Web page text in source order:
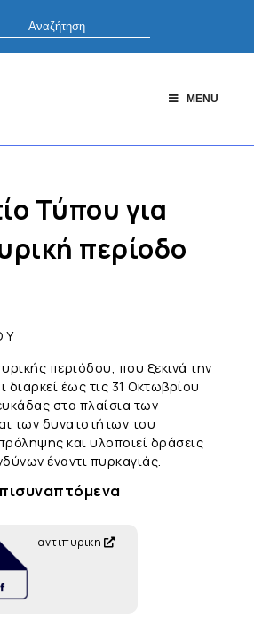
MENU
Τύπου για
περίοδο
Υ
περιόδου, που ξεκινά την
διαρκεί έως τις 31 Οκτωβρίου
στα πλαίσια των
των δυνατοτήτων του
και υλοποιεί δράσεις
έναντι πυρκαγιάς.
αντιπυρικη